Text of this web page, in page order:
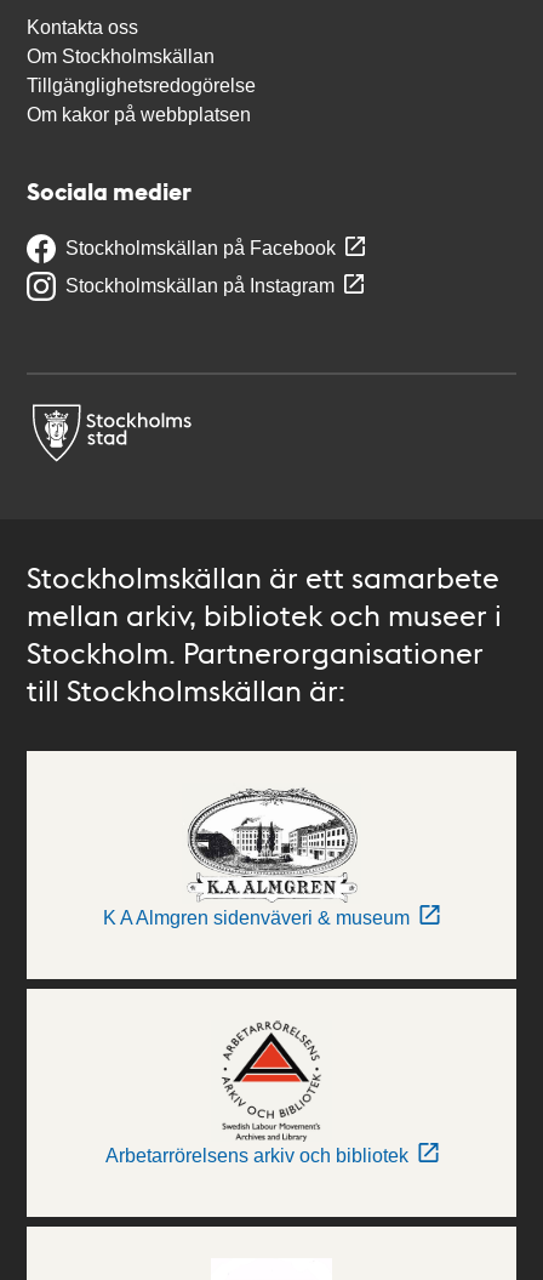
Kontakta oss
Om Stockholmskällan
Tillgänglighetsredogörelse
Om kakor på webbplatsen
Sociala medier
Stockholmskällan på Facebook
Stockholmskällan på Instagram
Stockholmskällan är ett samarbete
mellan arkiv, bibliotek och museer i
Stockholm. Partnerorganisationer
till Stockholmskällan är:
K A Almgren sidenväveri & museum
Arbetarrörelsens arkiv och bibliotek